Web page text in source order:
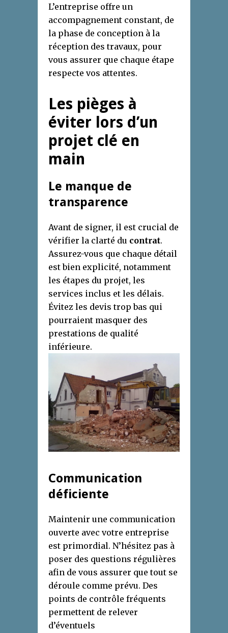
L’entreprise offre un
accompagnement constant, de
la phase de conception à la
réception des travaux, pour
vous assurer que chaque étape
respecte vos attentes.
Les pièges à
éviter lors d’un
projet clé en
main
Le manque de
transparence
Avant de signer, il est crucial de
vérifier la clarté du contrat.
Assurez-vous que chaque détail
est bien explicité, notamment
les étapes du projet, les
services inclus et les délais.
Évitez les devis trop bas qui
pourraient masquer des
prestations de qualité
inférieure.
Communication
déficiente
Maintenir une communication
ouverte avec votre entreprise
est primordial. N’hésitez pas à
poser des questions régulières
afin de vous assurer que tout se
déroule comme prévu. Des
points de contrôle fréquents
permettent de relever
d’éventuels